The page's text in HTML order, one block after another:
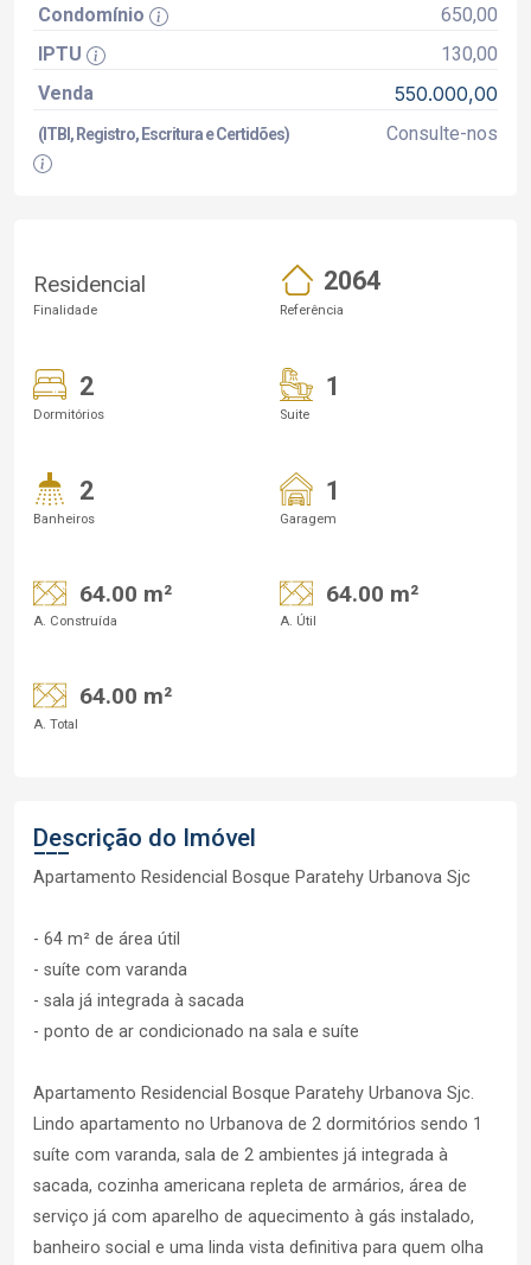
Condomínio
650,00
IPTU
130,00
Venda
550.000,00
(ITBI, Registro, Escritura e Certidões) Consulte-nos
Residencial
Finalidade
2064
Referência
2
Dormitórios
1
Suite
2
Banheiros
1
Garagem
64.00 m²
A. Construída
64.00 m²
A. Útil
64.00 m²
A. Total
Descrição do Imóvel
Apartamento Residencial Bosque Paratehy Urbanova Sjc
- 64 m² de área útil
- suíte com varanda
- sala já integrada à sacada
- ponto de ar condicionado na sala e suíte
Apartamento Residencial Bosque Paratehy Urbanova Sjc.
Lindo apartamento no Urbanova de 2 dormitórios sendo 1
suíte com varanda, sala de 2 ambientes já integrada à
sacada, cozinha americana repleta de armários, área de
serviço já com aparelho de aquecimento à gás instalado,
banheiro social e uma linda vista definitiva para quem olha